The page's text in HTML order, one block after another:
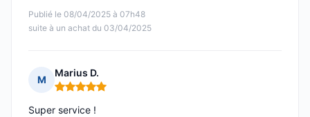
Publié le 08/04/2025 à 07h48
suite à un achat du 03/04/2025
M
Marius D.
Note : 5 sur 5
Super service !